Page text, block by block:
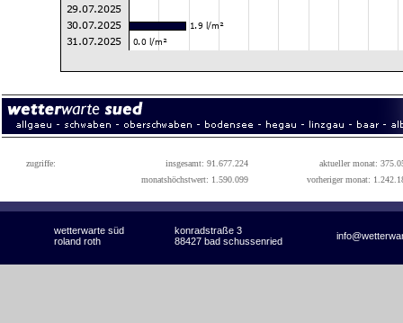
zugriffe: insgesamt: 91.677.224
aktueller monat:
monatshöchstwert: 1.590.099
vorheriger monat:
wetterwarte süd konradstraße 3
roland roth 88427 bad schussenried